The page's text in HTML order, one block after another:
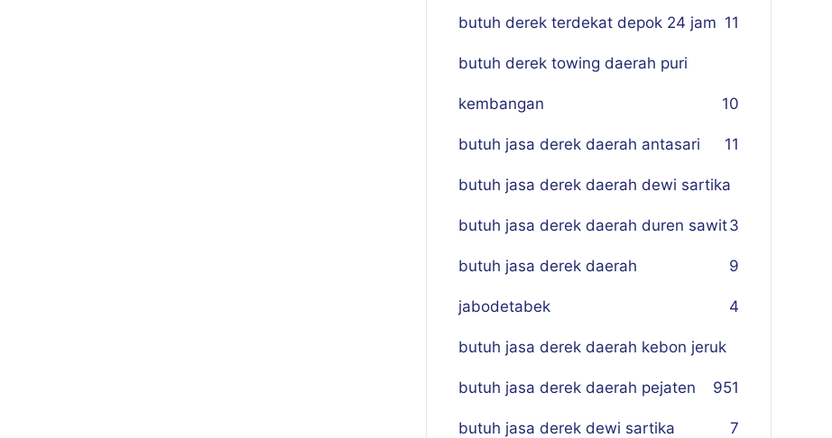
butuh derek terdekat depok 24 jam 11
butuh derek towing daerah puri
kembangan 10
butuh jasa derek daerah antasari 11
butuh jasa derek daerah dewi sartika
3
butuh jasa derek daerah duren sawit
9
butuh jasa derek daerah
jabodetabek 4
butuh jasa derek daerah kebon jeruk
51
butuh jasa derek daerah pejaten 9
butuh jasa derek dewi sartika 7